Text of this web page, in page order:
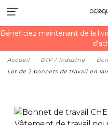
Bénéficiez maintenant de la
Accueil BTP / Industrie
Lot de 2 bonnets de travail en